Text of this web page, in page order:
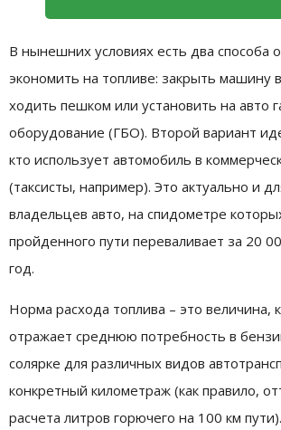
В нынешних условиях есть два способа
экономить на топливе: закрыть машину
ходить пешком или установить на авто
оборудование (ГБО). Второй вариант
кто использует автомобиль в
(таксисты, например). Это актуально и
владельцев авто, на спидометре
пройденного пути переваливает за 20
год.
Норма расхода топлива – это величина,
отражает среднюю потребность в
солярке для различных видов
конкретный километраж (как правило,
расчета литров горючего на 100 км пути).